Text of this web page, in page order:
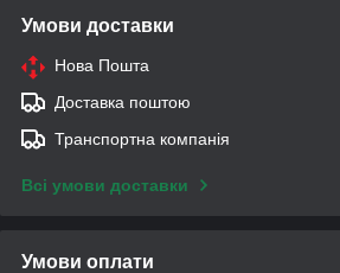
Умови доставки
Нова Пошта
Доставка поштою
Транспортна компанія
Всі умови доставки
Умови оплати